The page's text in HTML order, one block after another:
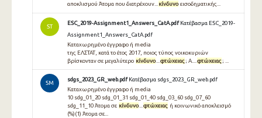
αποκλισμού Άτομα που διατρέχουν... κίνδυνοεισοδηματικής...
ST
ESC_2019-Assignment1_Answers_CatA.pdf Κατέβασμα ESC_2019-
Assignment1_Answers_CatA.pdf
Καταχωρημένο έγγραφο ή media
της ΕΛΣΤΑΤ, κατά το έτος 2017, ποιος τύπος νοικοκυριών
βρίσκονταν σε μεγαλύτερο κίνδυνο... φτώχειας; A.... φτώχειας; ...
SM
sdgs_2023_GR_web.pdf Κατέβασμα sdgs_2023_GR_web.pdf
Καταχωρημένο έγγραφο ή media
10 sdg_01_20 sdg_01_31 sdg_01_40 sdg_03_60 sdg_07_60
sdg_11_10 Άτομα σε κίνδυνο...φτώχειας ή κοινωνικό αποκλεισμό
(%)(1) Άτομα σε...